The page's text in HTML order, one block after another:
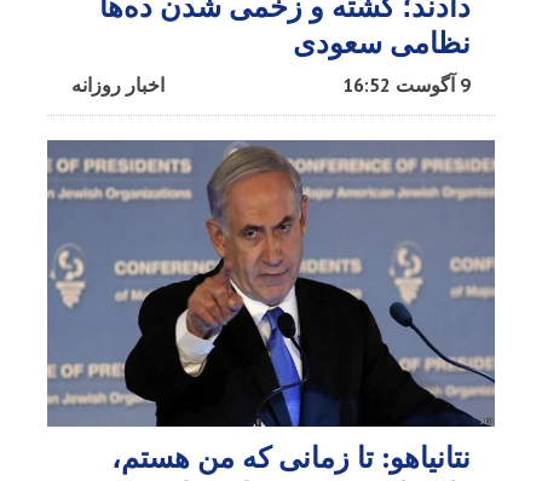
نظامی سعودی
اخبار روزانه 9 آگوست 16:52
نتانیاهو: تا زمانی که من هستم،